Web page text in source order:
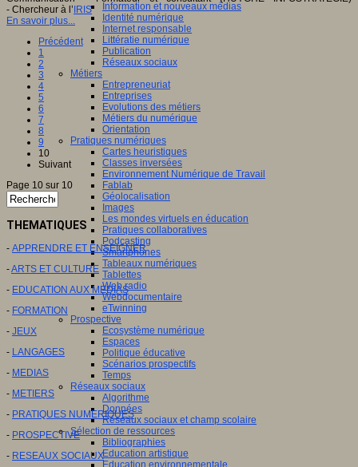
Information et nouveaux médias
Identité numérique
Internet responsable
Littératie numérique
Publication
Réseaux sociaux
Métiers
Entrepreneuriat
Entreprises
Evolutions des métiers
Métiers du numérique
Orientation
Pratiques numériques
Cartes heuristiques
Classes inversées
Environnement Numérique de Travail
Fablab
Géolocalisation
Images
Les mondes virtuels en éducation
Pratiques collaboratives
Podcasting
Smartphones
Tableaux numériques
Tablettes
Web radio
Webdocumentaire
eTwinning
Prospective
Ecosystème numérique
Espaces
Politique éducative
Scénarios prospectifs
Temps
Réseaux sociaux
Algorithme
Données
Réseaux sociaux et champ scolaire
Sélection de ressources
Bibliographies
Education artistique
Education environnementale
- Chercheur à l’ IRIS
En savoir plus...
Précédent
1
2
3
4
5
6
7
8
9
10
Suivant
Page 10 sur 10
THEMATIQUES
- APPRENDRE ET ENSEIGNER
-ARTS ET CULTURE
- EDUCATION AUX MEDIAS
- FORMATION
- JEUX
- LANGAGES
- MEDIAS
- METIERS
- PRATIQUES NUMERIQUES
- PROSPECTIVE
- RESEAUX SOCIAUX